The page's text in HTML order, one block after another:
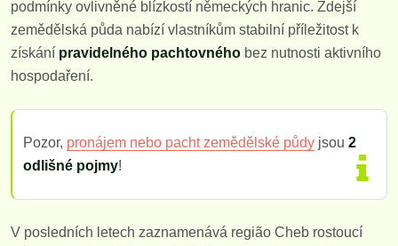
podmínky ovlivněné blízkostí německých hranic. Zdejší
zemědělská půda nabízí vlastníkům stabilní příležitost k
získání pravidelného pachtovného bez nutnosti aktivního
hospodaření.
Pozor, pronájem nebo pacht zemědělské půdy jsou 2
odlišné pojmy!
V posledních letech zaznamenává região Cheb rostoucí